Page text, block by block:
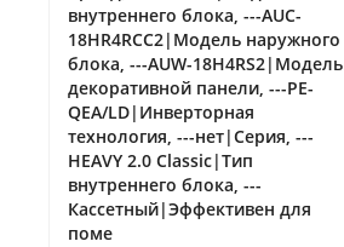
внутреннего блока, ---AUC-
18HR4RCC2|Модель наружного
блока, ---AUW-18H4RS2|Модель
декоративной панели, ---PE-
QEA/LD|Инверторная
технология, ---нет|Серия, ---
HEAVY 2.0 Classic|Тип
внутреннего блока, ---
Кассетный|Эффективен для
поме